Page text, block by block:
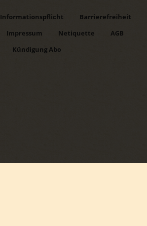
Informationspflicht
Barrierefreiheit
Impressum Netiquette
AGB
Kündigung Abo